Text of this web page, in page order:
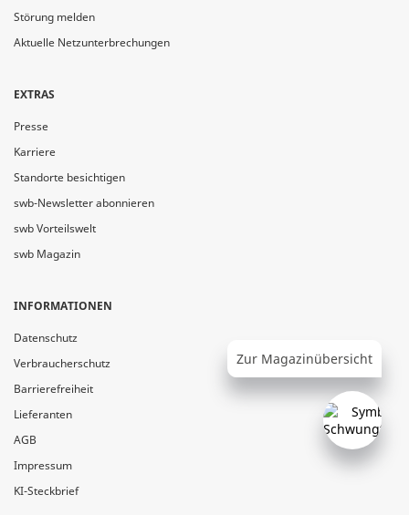
Zur Magazinübersicht
Störung melden
Aktuelle Netzunterbrechungen
EXTRAS
Presse
Karriere
Standorte besichtigen
swb-Newsletter abonnieren
swb Vorteilswelt
swb Magazin
INFORMATIONEN
Datenschutz
Verbraucherschutz
Barrierefreiheit
Lieferanten
AGB
Impressum
KI-Steckbrief